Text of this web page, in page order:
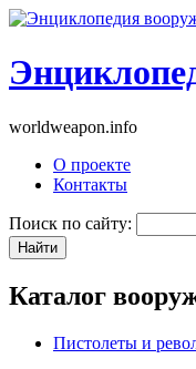
worldweapon.info
О проекте
Контакты
Поиск по сайту:
Каталог
Пистолеты и